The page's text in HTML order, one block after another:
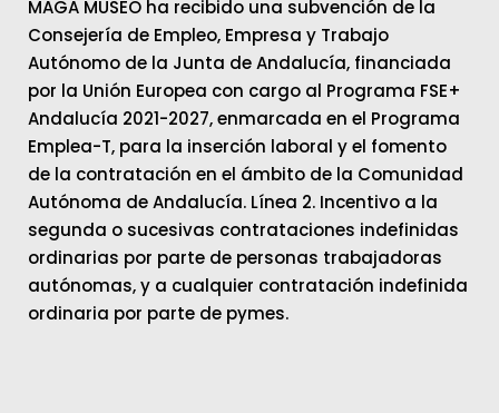
MAGA MUSEO ha recibido una subvención de la
Consejería de Empleo, Empresa y Trabajo
Autónomo de la Junta de Andalucía, financiada
por la Unión Europea con cargo al Programa FSE+
Andalucía 2021-2027, enmarcada en el Programa
Emplea-T, para la inserción laboral y el fomento
de la contratación en el ámbito de la Comunidad
Autónoma de Andalucía. Línea 2. Incentivo a la
segunda o sucesivas contrataciones indefinidas
ordinarias por parte de personas trabajadoras
autónomas, y a cualquier contratación indefinida
ordinaria por parte de pymes.